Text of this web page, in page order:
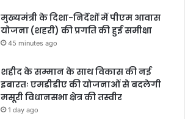
मुख्यमंत्री के दिशा-निर्देशों में पीएम आवास
योजना (शहरी) की प्रगति की हुई समीक्षा
45 minutes ago
शहीद के सम्मान के साथ विकास की नई
इबारतः एमडीडीए की योजनाओं से बदलेगी
मसूरी विधानसभा क्षेत्र की तस्वीर
1 day ago